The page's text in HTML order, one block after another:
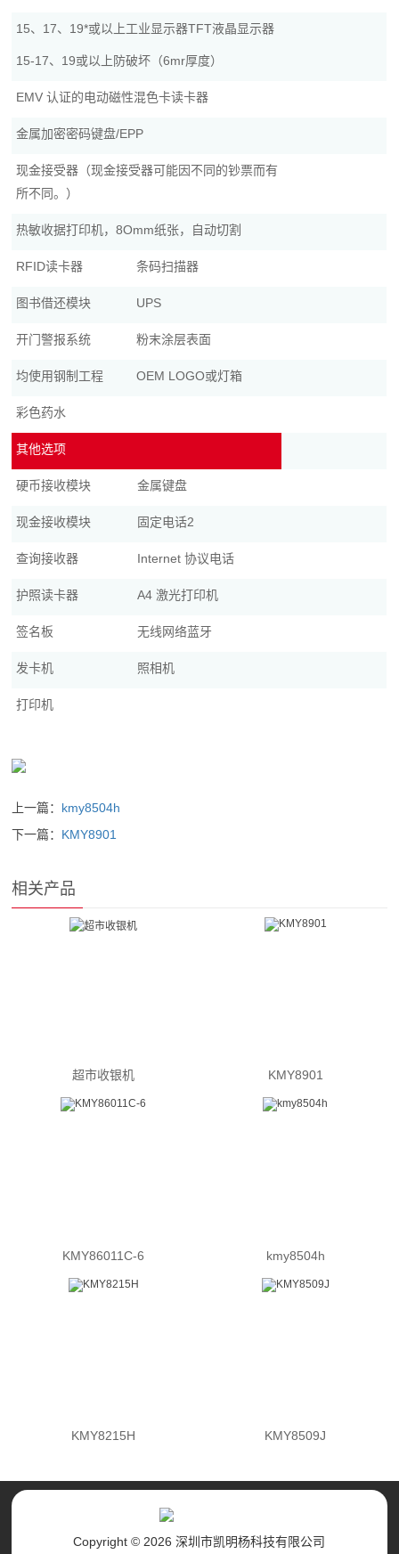
15、17、19*或以上工业显示器TFT液晶显示器
15-17、19或以上防破坏（6mr厚度）
EMV 认证的电动磁性混色卡读卡器
金属加密密码键盘/EPP
现金接受器（现金接受器可能因不同的钞票而有
所不同。）
热敏收据打印机，8Omm纸张，自动切割
RFID读卡器 条码扫描器
图书借还模块 UPS
开门警报系统 粉末涂层表面
均使用钢制工程 OEM LOGO或灯箱
彩色药水
其他选项
硬币接收模块 金属键盘
现金接收模块 固定电话2
查询接收器 Internet 协议电话
护照读卡器 A4 激光打印机
签名板 无线网络蓝牙
发卡机 照相机
打印机
上一篇： kmy8504h
下一篇： KMY8901
相关产品
超市收银机 KMY8901
KMY86011C-6 kmy8504h
KMY8215H KMY8509J
Copyright © 2026 深圳市凯明杨科技有限公司